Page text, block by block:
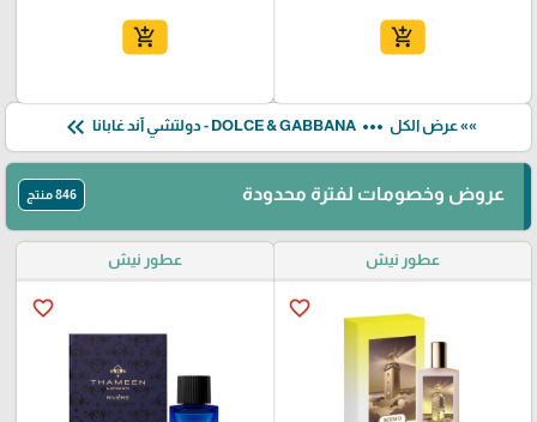
add_shopping_cart
add_shopping_cart
»» عرض الكل more_horiz DOLCE & GABBANA - دولتشي آند غابانا keyboard_double_arrow_left
عروض وخصومات لفترة محدودة 846 منتج
عطور نيش
favorite_border
عطور نيش
favorite_border